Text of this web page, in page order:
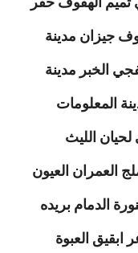
جيزان مدينة
الخبر مدينة
المعلومات
لحيان الليث
العمران العيون
الدمام بريده
العبوة